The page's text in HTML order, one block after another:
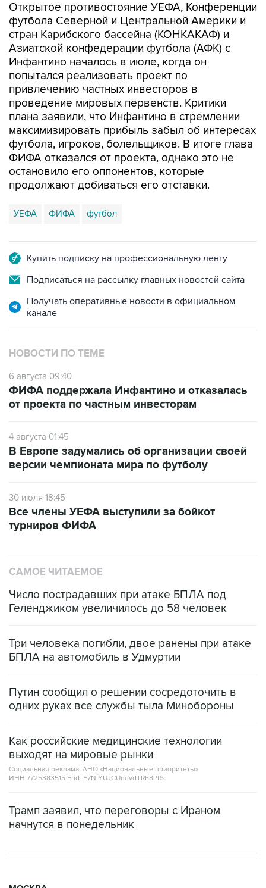
Открытое противостояние УЕФА, Конференции
футбола Северной и Центральной Америки и
стран Карибского бассейна (КОНКАКАФ) и
Азиатской конфедерации футбола (АФК) с
Инфантино началось в июле, когда он
попытался реализовать проект по
привлечению частных инвесторов в
проведение мировых первенств. Критики
плана заявили, что Инфантино в стремлении
максимизировать прибыль забыл об интересах
футбола, игроков, болельщиков. В итоге глава
ФИФА отказался от проекта, однако это не
остановило его оппонентов, которые
продолжают добиваться его отставки.
УЕФА ФИФА футбол
Купить подписку на профессиональную ленту
Подписаться на рассылку главных новостей сайта
Получать оперативные новости в официальном
канале
НОВОСТИ ПО ТЕМЕ
6 августа 09:40
ФИФА поддержала Инфантино и отказалась
от проекта по частным инвесторам
4 августа 01:45
В Европе задумались об организации своей
версии чемпионата мира по футболу
30 июля 18:45
Все члены УЕФА выступили за бойкот
турниров ФИФА
САМОЕ ЧИТАЕМОЕ
Число пострадавших при атаке БПЛА под
Геленджиком увеличилось до 58 человек
Три человека погибли, двое ранены при атаке
БПЛА на автомобиль в Удмуртии
Путин сообщил о решении сосредоточить в
одних руках все службы тыла Минобороны
Как российские медицинские технологии
выходят на мировые рынки
Социальная реклама, АНО «Национальные приоритеты».
ИНН 7725383515 Erid: F7NfYUJCUneVdTRF8PRs
Трамп заявил, что переговоры с Ираном
начнутся в понедельник